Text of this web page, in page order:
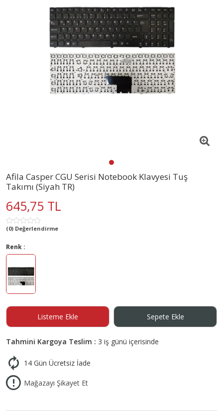
Afila Casper CGU Serisi Notebook Klavyesi Tuş
Takımı (Siyah TR)
645,75 TL
(0) Değerlendirme
Renk :
Listeme Ekle Sepete Ekle
Tahmini Kargoya Teslim : 3 iş günü içerisinde
14 Gün Ücretsiz İade
Mağazayı Şikayet Et